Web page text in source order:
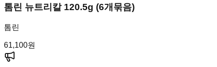
톰린 뉴트리칼 120.5g (6개묶음)
톰린
61,100원